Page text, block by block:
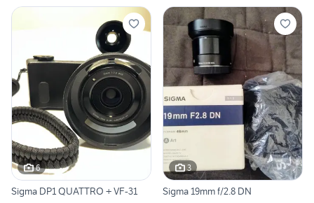
6
Sigma DP1 QUATTRO + VF-31
3
Sigma 19mm f/2.8 DN